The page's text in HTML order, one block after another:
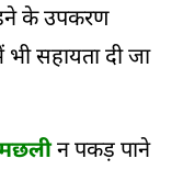
के उपकरण
सहायता दी जा
न पकड़ पाने